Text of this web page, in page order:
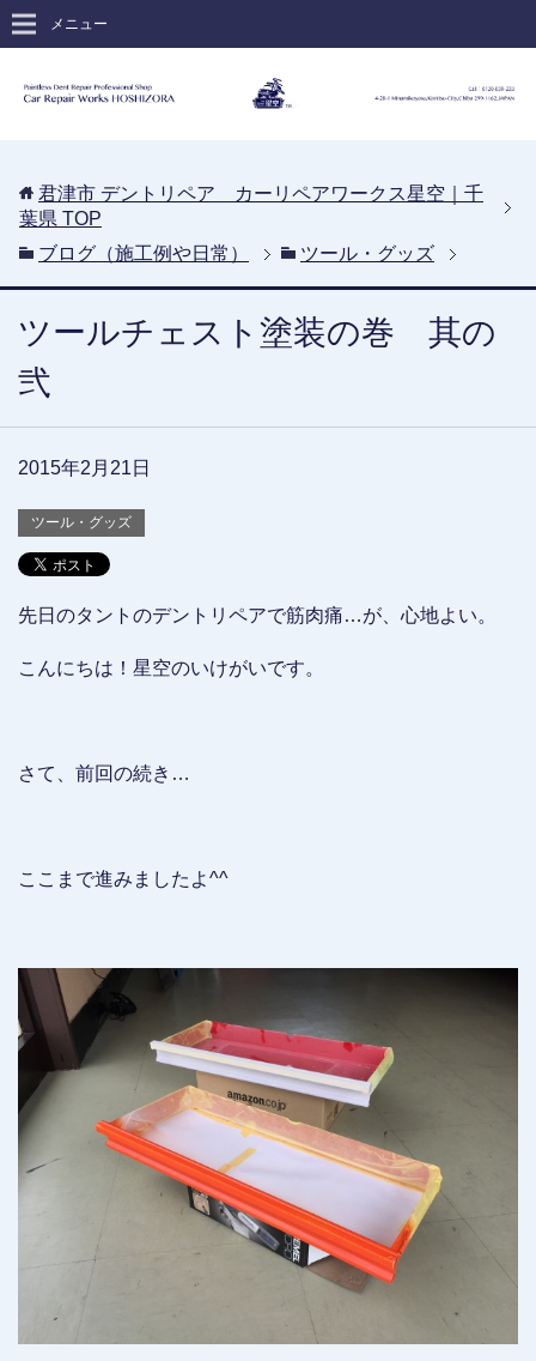
メニュー
君津市 デントリペア カーリペアワークス星空｜千
葉県 TOP
ブログ（施工例や日常）
ツール・グッズ
ツールチェスト塗装の巻 其の
弐
2015年2月21日
ツール・グッズ
先日のタントのデントリペアで筋肉痛…が、心地よい。
こんにちは！星空のいけがいです。
さて、前回の続き…
ここまで進みましたよ^^